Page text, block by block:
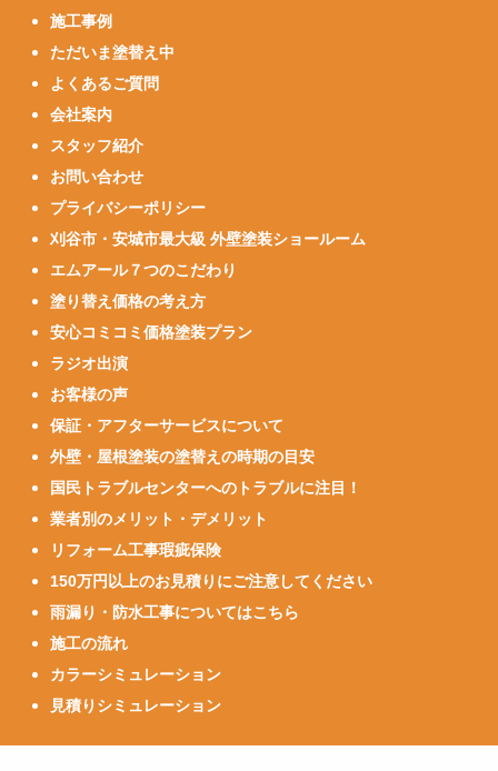
施工事例
ただいま塗替え中
よくあるご質問
会社案内
スタッフ紹介
お問い合わせ
プライバシーポリシー
刈谷市・安城市最大級 外壁塗装ショールーム
エムアール７つのこだわり
塗り替え価格の考え方
安心コミコミ価格塗装プラン
ラジオ出演
お客様の声
保証・アフターサービスについて
外壁・屋根塗装の塗替えの時期の目安
国民トラブルセンターへのトラブルに注目！
業者別のメリット・デメリット
リフォーム工事瑕疵保険
150万円以上のお見積りにご注意してください
雨漏り・防水工事についてはこちら
施工の流れ
カラーシミュレーション
見積りシミュレーション